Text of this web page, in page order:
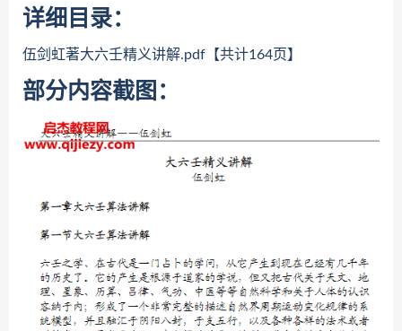
详细目录：
伍剑虹著大六壬精义讲解.pdf【共计164页】
部分内容截图：